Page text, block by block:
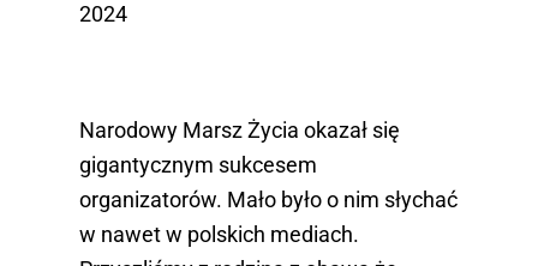
2024
Narodowy Marsz Życia okazał się
gigantycznym sukcesem
organizatorów. Mało było o nim słychać
w nawet w polskich mediach.